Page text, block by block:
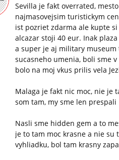
Sevilla je fakt overrated,
najmasovejsim turistickym
ist pozriet zdarma ale kupte
alcazar stoji 40 eur. Inak
a super je aj military museum
sucasneho umenia, boli sme
bolo na moj vkus prilis vela
Malaga je fakt nic moc, nie je
som tam, my sme len prespali
Nasli sme hidden gem a to
je to tam moc krasne a nie su
vyhliadku, bol tam krasny